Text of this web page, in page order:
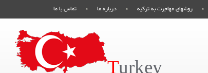
تماس با ما درباره ما روشهای مهاجرت به ترکیه
Turkey